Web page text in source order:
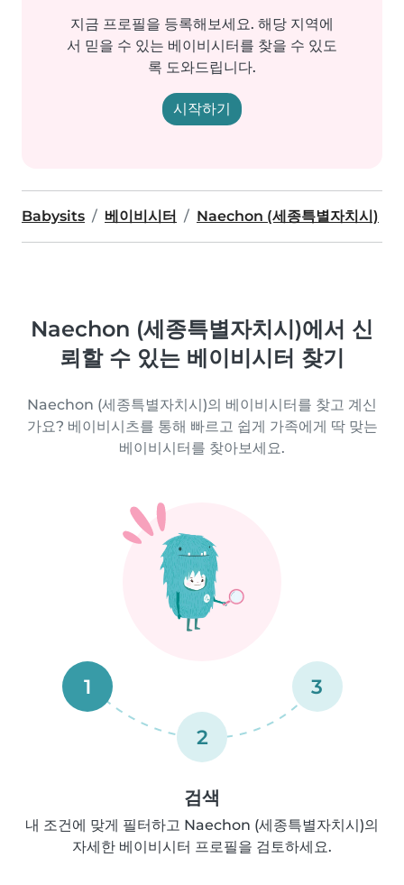
지금 프로필을 등록해보세요. 해당 지역에
서 믿을 수 있는 베이비시터를 찾을 수 있도
록 도와드립니다.
시작하기
Babysits 베이비시터 Naechon (세종특별자치시)
Naechon (세종특별자치시)에서 신
뢰할 수 있는 베이비시터 찾기
Naechon (세종특별자치시)의 베이비시터를 찾고 계신
가요? 베이비시츠를 통해 빠르고 쉽게 가족에게 딱 맞는
베이비시터를 찾아보세요.
1
2
3
검색
내 조건에 맞게 필터하고 Naechon (세종특별자치시)의
자세한 베이비시터 프로필을 검토하세요.